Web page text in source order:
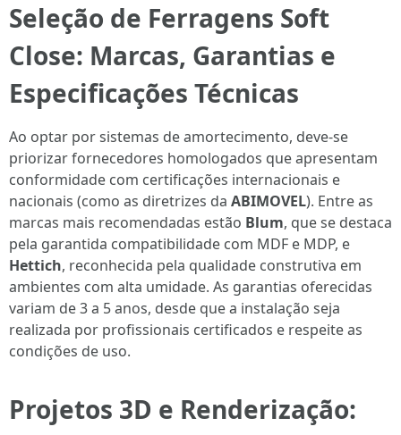
Seleção de Ferragens Soft
Close: Marcas, Garantias e
Especificações Técnicas
Ao optar por sistemas de amortecimento, deve-se
priorizar fornecedores homologados que apresentam
conformidade com certificações internacionais e
nacionais (como as diretrizes da ABIMOVEL). Entre as
marcas mais recomendadas estão Blum, que se destaca
pela garantida compatibilidade com MDF e MDP, e
Hettich, reconhecida pela qualidade construtiva em
ambientes com alta umidade. As garantias oferecidas
variam de 3 a 5 anos, desde que a instalação seja
realizada por profissionais certificados e respeite as
condições de uso.
Projetos 3D e Renderização: